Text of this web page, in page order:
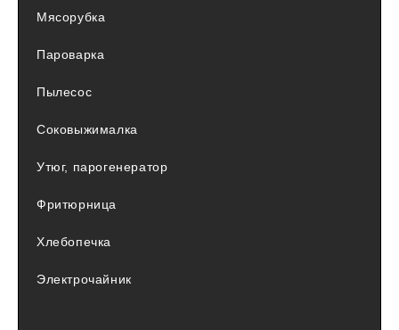
Мясорубка
Пароварка
Пылесос
Соковыжималка
Утюг, парогенератор
Фритюрница
Хлебопечка
Электрочайник